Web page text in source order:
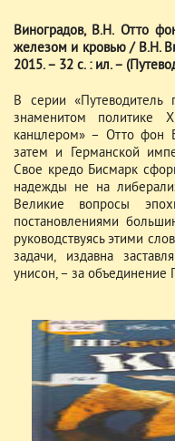
Виноградов, В.Н. Отто
железом и кровью / В.Н.
2015. – 32 с. : ил. –
В серии
знаменитом политике
канцлером» – Отто фон
затем и Германской
Свое кредо Бисмарк
надежды не на
Великие вопросы
постановлениями
руководствуясь этими
задачи, издавна
унисон, – за объединение